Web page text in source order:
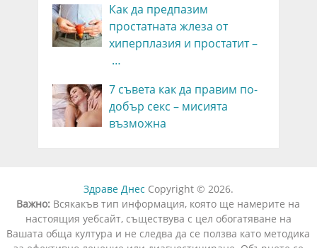
Как да предпазим
простатната жлеза от
хиперплазия и простатит –
…
7 съвета как да правим по-
добър секс – мисията
възможна
Здраве Днес Copyright © 2026.
Важно: Всякакъв тип информация, която ще намерите на
настоящия уебсайт, съществува с цел обогатяване на
Вашата обща култура и не следва да се ползва като методика